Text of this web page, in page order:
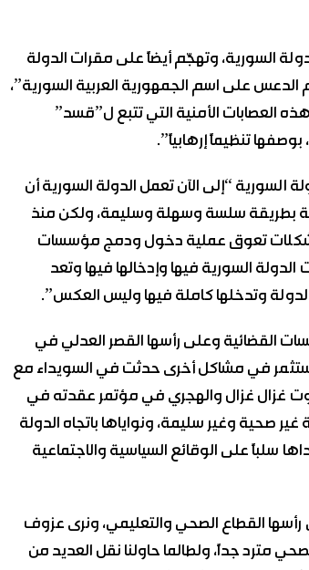
السورية، وتهجّم أيضاً على مقرات الدولة
الدعس على اسم الجمهورية العربية السورية”،
العصابات الأمنية التي تتبع ل”قسد”
تنظيماً إرهابياً”.
“إلى الآن تعمل الدولة السورية أن
بطريقة سلسة وسهلة وسليمة، ولكن منذ
ومشكلات تعوق عملية دخول ودمج مؤسسات
السورية فيها وإدخالها فيها وتعد
وتدخلها كاملة فيها وليس العكس”.
القضائية وعلى رأسها القصر العدلي في
في مشاكل أخرى حدثت في السويداء مع
غزال غزال والهجري في مؤتمر عقدته في
صحية وغير سليمة، ونواياها باتجاه الدولة
سلباً على الوقائع السياسية والاجتماعية
القطاع الصحي والتعليمي، ونرى عزوف
مترد جداً، ولطالما حاولنا نقل العديد من